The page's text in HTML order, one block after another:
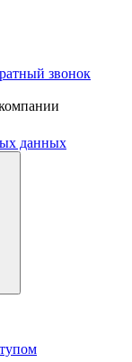
звонок
данных